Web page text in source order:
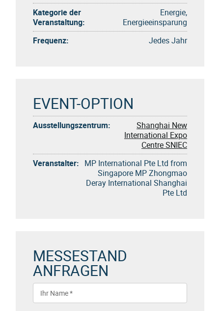
Kategorie der
Veranstaltung:
Energie,
Energieeinsparung
Frequenz:
Jedes Jahr
EVENT-OPTION
Ausstellungszentrum:
Shanghai New
International Expo
Centre SNIEC
Veranstalter: MP International Pte Ltd from
Singapore MP Zhongmao
Deray International Shanghai
Pte Ltd
MESSESTAND
ANFRAGEN